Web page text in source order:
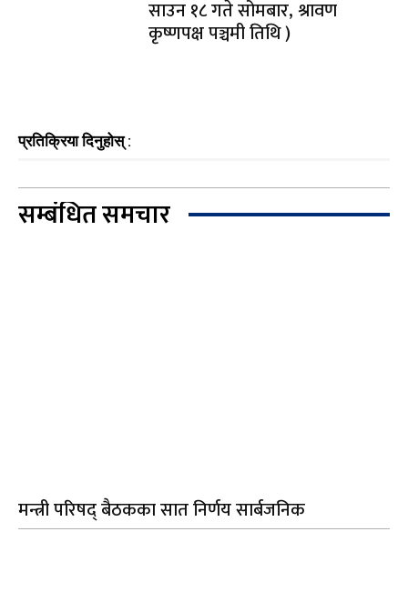
साउन १८ गते सोमबार, श्रावण
कृष्णपक्ष पञ्चमी तिथि )
प्रतिक्रिया दिनुहोस् :
सम्बंधित समचार
मन्त्री परिषद् बैठकका सात निर्णय सार्बजनिक